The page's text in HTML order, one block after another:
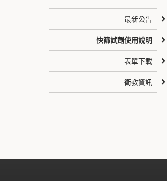
最新公告
快篩試劑使用說明
表單下載
衛教資訊